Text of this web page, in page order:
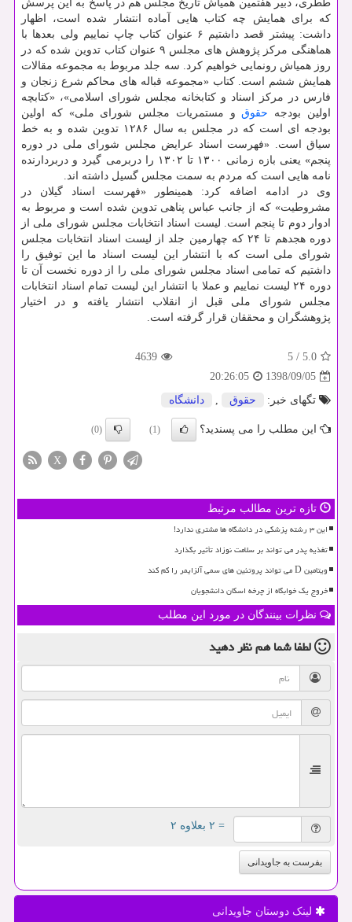
ططری، دبیر هفتمین همیاش تاریخ مجلس هم در پاسخ به این پرسش
كه برای همایش چه كتاب هایی آماده انتشار شده است، اظهار
داشت: پیشتر قصد داشتیم ۶ عنوان كتاب چاپ نماییم ولی بعدها با
هماهنگی مركز پژوهش های مجلس ۹ عنوان كتاب تدوین شده كه در
روز همیاش رونمایی خواهیم كرد. سه جلد مربوط به مجموعه مقالات
همایش ششم است. كتاب «مجموعه قباله های محاكم شرع زنجان و
فارس در مركز اسناد و كتابخانه مجلس شورای اسلامی»، «كتابچه
اولین بودجه حقوقو مستمریات مجلس شورای ملی» كه اولین
بودجه ای است كه در مجلس به سال ۱۲۸۶ تدوین شده و به خط
سیاق است. «فهرست اسناد عرایض مجلس شورای ملی در دوره
پنجم» یعنی بازه زمانی ۱۳۰۰ تا ۱۳۰۲ را دربرمی گیرد و دربردارنده
نامه هایی است كه مردم به سمت مجلس گسیل داشته اند.
وی در ادامه اضافه كرد: همینطور «فهرست اسناد گیلان در
مشروطیت» كه از جانب عباس پناهی تدوین شده است و مربوط به
ادوار دوم تا پنجم است. لیست اسناد انتخابات مجلس شورای ملی از
دوره هجدهم تا ۲۴ كه چهارمین جلد از لیست اسناد انتخابات مجلس
شورای ملی است كه با انتشار این لیست اسناد ما این توفیق را
داشتیم كه تمامی اسناد مجلس شورای ملی را از دوره نخست آن تا
دوره ۲۴ لیست نماییم و عملا با انتشار این لیست تمام اسناد انتخابات
مجلس شورای ملی قبل از انقلاب انتشار یافته و در اختیار
پژوهشگران و محققان قرار گرفته است.
5.0
/
5
4639
1398/09/05
20:26:05
تگهای خبر:
حقوق , دانشگاه
این مطلب را می پسندید؟ (1)
(0)
X
تازه ترین مطالب مرتبط
این ۳ رشته پزشکی در دانشگاه ها مشتری ندارد!
تغذیه پدر می تواند بر سلامت نوزاد تأثیر بگذارد
ویتامین D می تواند پروتئین های سمی آلزایمر را کم کند
خروج یک خوابگاه از چرخه اسکان دانشجویان
نظرات بینندگان در مورد این مطلب
لطفا شما همنظر دهید
= ۲ بعلاوه ۲
بفرست به جاویدانی
لینک دوستان جاویدانی